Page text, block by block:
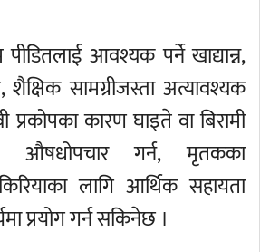
आवश्यक पर्ने खाद्यान्न,
सामग्रीजस्ता अत्यावश्यक
प्रकोपका कारण घाइते वा बिरामी
औषधोपचार गर्न, मृतकका
लागि आर्थिक सहायता
प्रयोग गर्न सकिनेछ ।